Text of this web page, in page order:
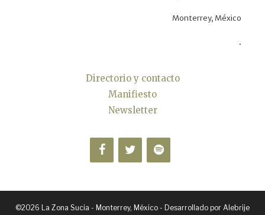
Monterrey, México
.
Directorio y contacto
Manifiesto
Newsletter
©2026 La Zona Sucia - Monterrey, México - Desarrollado por Alebrije